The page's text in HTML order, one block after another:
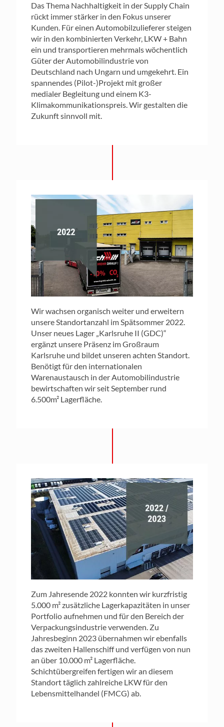
Das Thema Nachhaltigkeit in der Supply Chain
rückt immer stärker in den Fokus unserer
Kunden. Für einen Automobilzulieferer steigen
wir in den kombinierten Verkehr, LKW + Bahn
ein und transportieren mehrmals wöchentlich
Güter der Automobilindustrie von
Deutschland nach Ungarn und umgekehrt. Ein
spannendes (Pilot-)Projekt mit großer
medialer Begleitung und einem K3-
Klimakommunikationspreis. Wir gestalten die
Zukunft sinnvoll mit.
Wir wachsen organisch weiter und erweitern
unsere Standortanzahl im Spätsommer 2022.
Unser neues Lager „Karlsruhe II (GDC)“
ergänzt unsere Präsenz im Großraum
Karlsruhe und bildet unseren achten Standort.
Benötigt für den internationalen
Warenaustausch in der Automobilindustrie
bewirtschaften wir seit September rund
6.500m² Lagerfläche.
Zum Jahresende 2022 konnten wir kurzfristig
5.000 m² zusätzliche Lagerkapazitäten in unser
Portfolio aufnehmen und für den Bereich der
Verpackungsindustrie verwenden. Zu
Jahresbeginn 2023 übernahmen wir ebenfalls
das zweiten Hallenschiff und verfügen von nun
an über 10.000 m² Lagerfläche.
Schichtübergreifen fertigen wir an diesem
Standort täglich zahlreiche LKW für den
Lebensmittelhandel (FMCG) ab.